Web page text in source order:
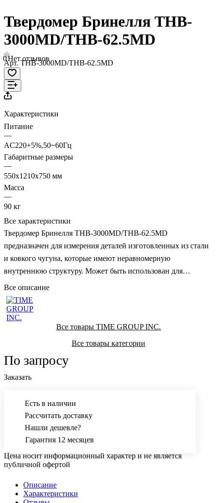
Твердомер Бринелля THB-
3000MD/THB-62.5MD
0Нет отзывов
Арт.THB-3000MD/THB-62.5MD
Характеристики
Питание
—
AC220+5%,50~60Гц
Габаритные размеры
—
550х1210х750 мм
Масса
—
90 кг
Все характеристики
Твердомер Бринелля THB-3000MD/THB-62.5MD
предназначен для измерения деталей изготовленных из стали
и ковкого чугуна, которые имеют неравномерную
внутреннюю структуру. Может быть использован для
измерения твердости цветных металлов и мягкой стали.
Все описание
Все товары TIME GROUP INC.
Все товары категории
По запросу
Заказать
Есть в наличии
Рассчитать доставку
Нашли дешевле?
Гарантия 12 месяцев
Цена носит информационный характер и не является
публичной офертой
Описание
Характеристики